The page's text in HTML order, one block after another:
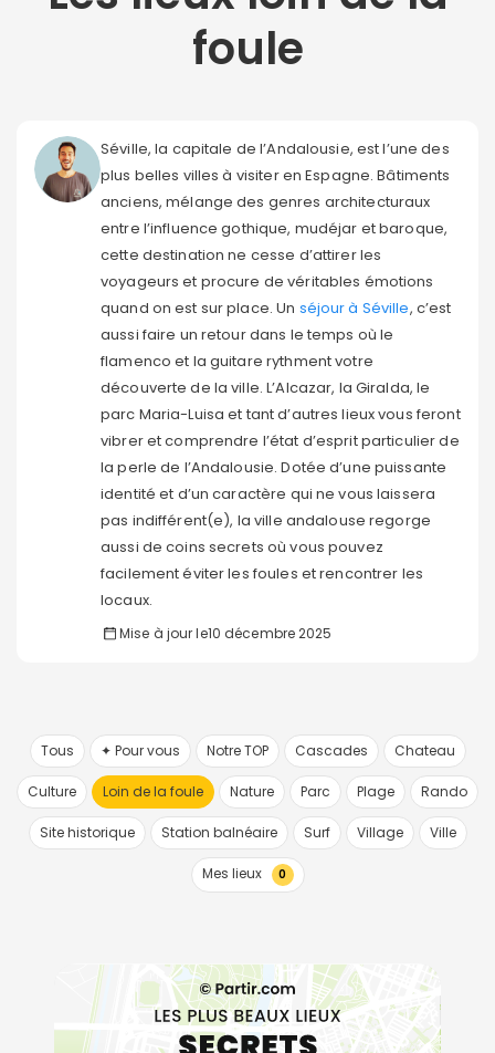
foule
Séville, la capitale de l’Andalousie, est l’une des
plus belles villes à visiter en Espagne. Bâtiments
anciens, mélange des genres architecturaux
entre l’influence gothique, mudéjar et baroque,
cette destination ne cesse d’attirer les
voyageurs et procure de véritables émotions
quand on est sur place. Un séjour à Séville, c’est
aussi faire un retour dans le temps où le
flamenco et la guitare rythment votre
découverte de la ville. L’Alcazar, la Giralda, le
parc Maria-Luisa et tant d’autres lieux vous feront
vibrer et comprendre l’état d’esprit particulier de
la perle de l’Andalousie. Dotée d’une puissante
identité et d’un caractère qui ne vous laissera
pas indifférent(e), la ville andalouse regorge
aussi de coins secrets où vous pouvez
facilement éviter les foules et rencontrer les
locaux.
Mise à jour le10 décembre 2025
Tous ✦ Pour vous Notre TOP Cascades Chateau
Culture Loin de la foule Nature Parc Plage Rando
Site historique Station balnéaire Surf Village Ville
Mes lieux 0